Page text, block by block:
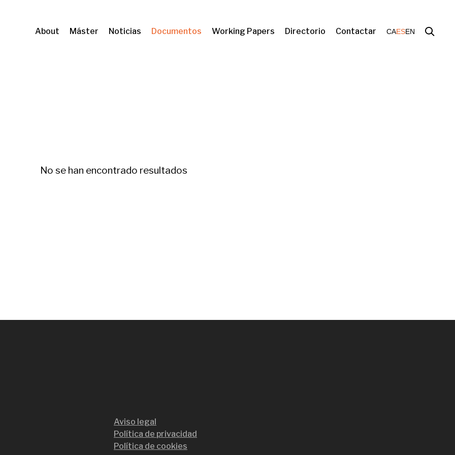
About Máster Noticias Documentos Working Papers Directorio Contactar CAESEN
No se han encontrado resultados
Aviso legal
Política de privacidad
Política de cookies